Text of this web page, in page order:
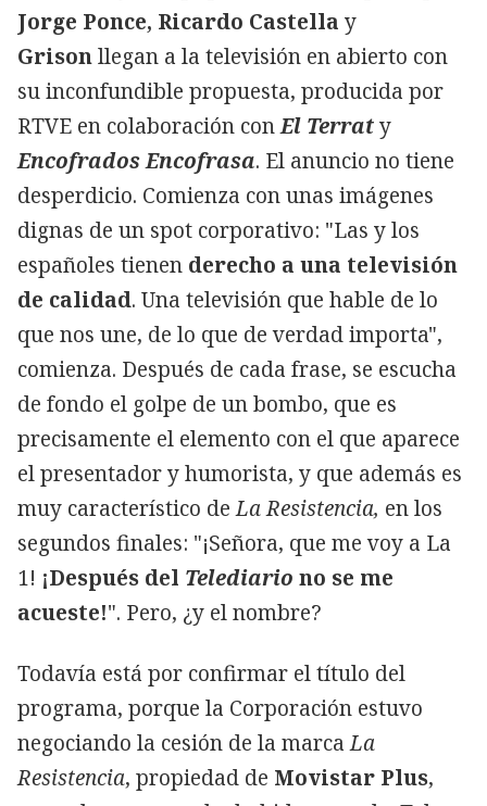
Jorge Ponce, Ricardo Castella y
Grisonllegan a la televisión en abierto con
su inconfundible propuesta, producida por
RTVE en colaboración conEl Terraty
Encofrados Encofrasa. El anuncio no tiene
desperdicio. Comienza con unas imágenes
dignas de un spot corporativo: "Las y los
españoles tienen derecho a una televisión
de calidad. Una televisión que hable de lo
que nos une, de lo que de verdad importa",
comienza. Después de cada frase, se escucha
de fondo el golpe de un bombo, que es
precisamente el elemento con el que aparece
el presentador y humorista, y que además es
muy característico deLa Resistencia, en los
segundos finales: "¡Señora, que me voy a La
1! ¡Después del Telediario no se me
acueste!". Pero, ¿y el nombre?
Todavía está por confirmar el título del
programa, porque la Corporación estuvo
negociando la cesión de la marcaLa
Resistencia, propiedad de Movistar Plus,